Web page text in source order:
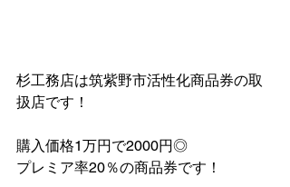
杉工務店は筑紫野市活性化商品券の取
扱店です！
購入価格1万円で2000円◎
プレミア率20％の商品券です！